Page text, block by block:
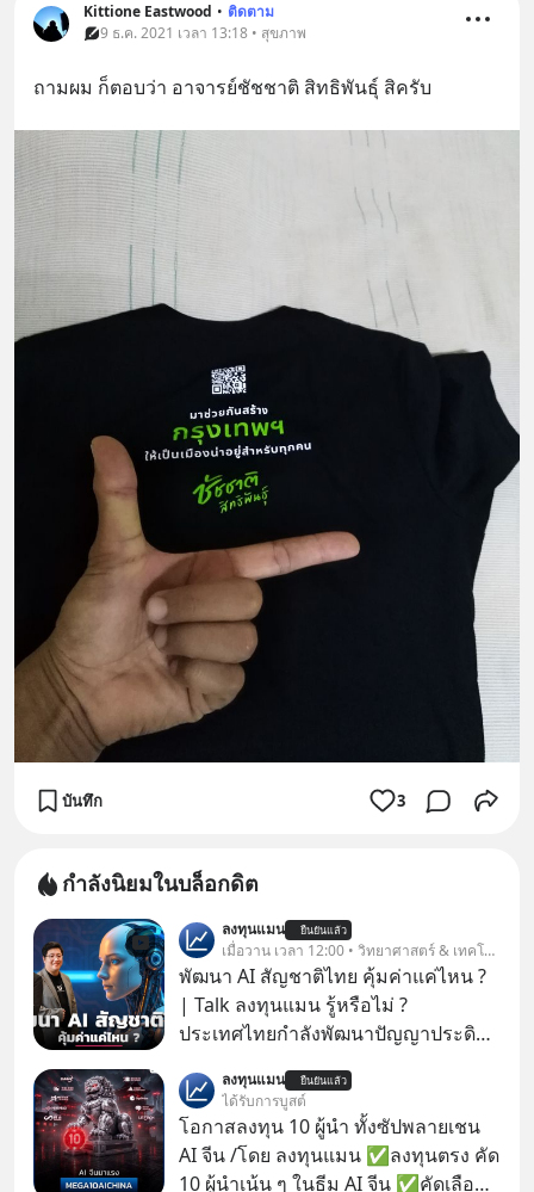
Kittione Eastwood • ติดตาม
9 ธ.ค. 2021 เวลา 13:18 • สุขภาพ
ถามผม ก็ตอบว่า อาจารย์ชัชชาติ สิทธิพันธุ์ สิครับ
บันทึก 3
กำลังนิยมในบล็อกดิต
ลงทุนแมน ยืนยันแล้ว
เมื่อวาน เวลา 12:00 • วิทยาศาสตร์ & เทคโนโลยี
พัฒนา AI สัญชาติไทย คุ้มค่าแค่ไหน ?
| Talk ลงทุนแมน รู้หรือไม่ ?
ประเทศไทยกำลังพัฒนาปัญญาประดิษฐ์
“ThaiLLM” เพื่อให้คนไทยมีโครงสร้าง
พื้นฐานด้าน AI ที่เข้าใจภาษาไทย และ
บริบททางสังคมไทยได้เป็นอย่างดี
คำถามคือ การลงมือพัฒนา AI ของ
ลงทุนแมน ยืนยันแล้ว
ได้รับการบูสต์
โอกาสลงทุน 10 ผู้นำ ทั้งซัปพลายเชน
AI จีน /โดย ลงทุนแมน ✅ลงทุนตรง คัด
10 ผู้นำเน้น ๆ ในธีม AI จีน ✅คัดเลือก